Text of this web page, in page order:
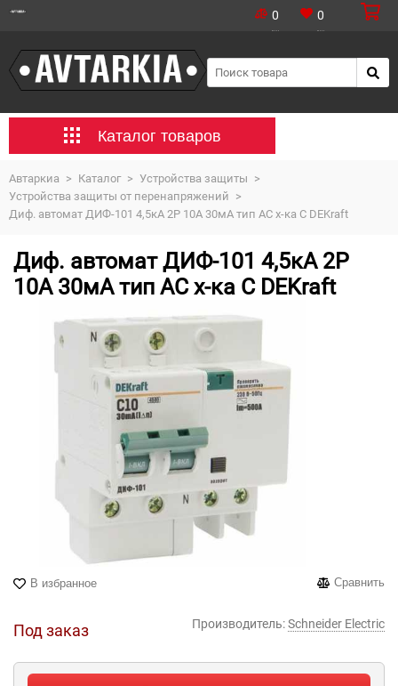
0 0
Каталог товаров
Автаркиа > Каталог > Устройства защиты >
Устройства защиты от перенапряжений >
Диф. автомат ДИФ-101 4,5кА 2Р 10А 30мА тип AC х-ка С DEKraft
Диф. автомат ДИФ-101 4,5кА 2Р
10А 30мА тип AC х-ка С DEKraft
В избранное Сравнить
Под заказ Производитель:Schneider Electric